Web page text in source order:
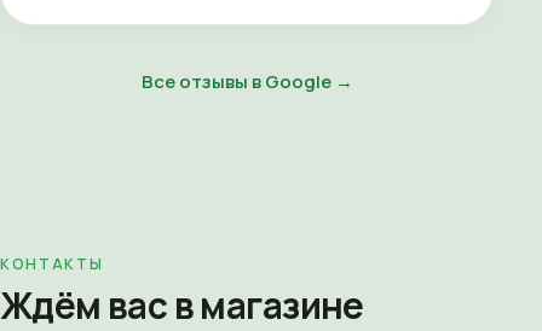
Все отзывы в Google →
КОНТАКТЫ
Ждём вас в магазине